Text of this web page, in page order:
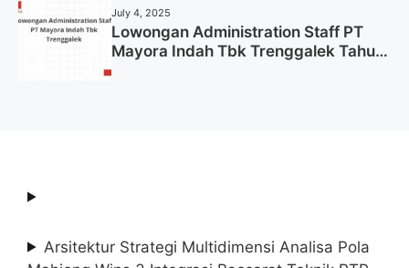
July 4, 2025
Lowongan Administration Staff PT
Mayora Indah Tbk Trenggalek Tahun
Arsitektur Strategi Multidimensi Analisa Pola